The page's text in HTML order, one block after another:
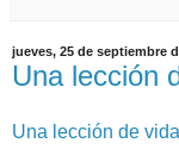
jueves, 25 de septiembre
Una lección
Una lección de vida